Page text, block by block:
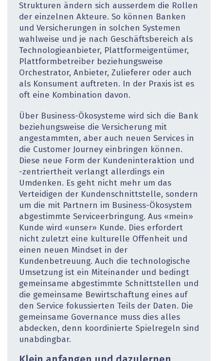
Strukturen ändern sich ausserdem die Rollen
der einzelnen Akteure. So können Banken
und Versicherungen in solchen Systemen
wahlweise und je nach Geschäftsbereich als
Technologieanbieter, Plattformeigentümer,
Plattformbetreiber beziehungsweise
Orchestrator, Anbieter, Zulieferer oder auch
als Konsument auftreten. In der Praxis ist es
oft eine Kombination davon.
Über Business-Ökosysteme wird sich die Bank
beziehungsweise die Versicherung mit
angestammten, aber auch neuen Services in
die Customer Journey einbringen können.
Diese neue Form der Kundeninteraktion und
-zentriertheit verlangt allerdings ein
Umdenken. Es geht nicht mehr um das
Verteidigen der Kundenschnittstelle, sondern
um die mit Partnern im Business-Ökosystem
abgestimmte Serviceerbringung. Aus «mein»
Kunde wird «unser» Kunde. Dies erfordert
nicht zuletzt eine kulturelle Offenheit und
einen neuen Mindset in der
Kundenbetreuung. Auch die technologische
Umsetzung ist ein Miteinander und bedingt
gemeinsame abgestimmte Schnittstellen und
die gemeinsame Bewirtschaftung eines auf
den Service fokussierten Teils der Daten. Die
gemeinsame Governance muss dies alles
abdecken, denn koordinierte Spielregeln sind
unabdingbar.